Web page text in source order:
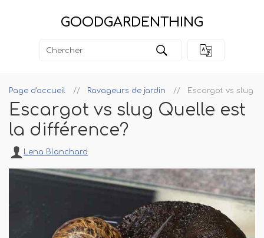
GOODGARDENTHING
Page d'accueil Ravageurs de jardin Escargot vs slug
Escargot vs slug Quelle est
la différence?
Lena Blanchard